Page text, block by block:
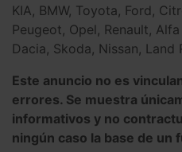
KIA, BMW, Toyota, Ford,
Peugeot, Opel, Renault,
Dacia, Skoda, Nissan, Land
Este anuncio no es
errores. Se muestra
informativos y no
ningún caso la base de un